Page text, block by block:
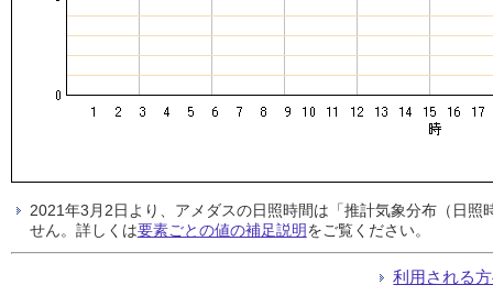
2021年3月2日より、アメダスの日照時間は「推計気象分布（日
せん。詳しくは要素ごとの値の補足説明をご覧ください。
利用される